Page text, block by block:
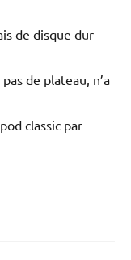
de disque dur
de plateau, n’a
classic par